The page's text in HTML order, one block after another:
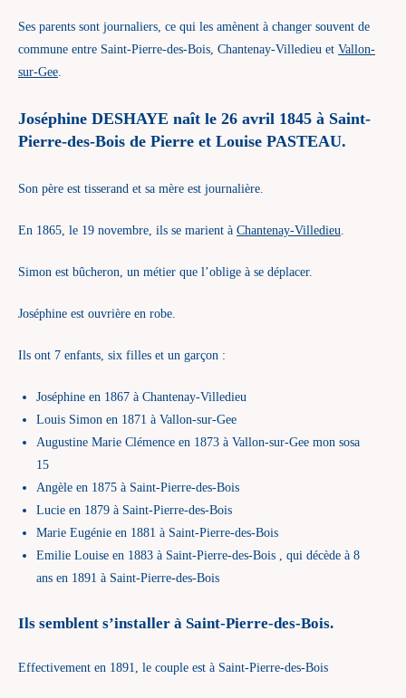
Ses parents sont journaliers, ce qui les amènent à changer souvent de
commune entre Saint-Pierre-des-Bois, Chantenay-Villedieu et Vallon-
sur-Gee.
Joséphine DESHAYE naît le 26 avril 1845 à Saint-
Pierre-des-Bois de Pierre et Louise PASTEAU.
Son père est tisserand et sa mère est journalière.
En 1865, le 19 novembre, ils se marient à Chantenay-Villedieu.
Simon est bûcheron, un métier que l’oblige à se déplacer.
Joséphine est ouvrière en robe.
Ils ont 7 enfants, six filles et un garçon :
Joséphine en 1867 à Chantenay-Villedieu
Louis Simon en 1871 à Vallon-sur-Gee
Augustine Marie Clémence en 1873 à Vallon-sur-Gee mon sosa
15
Angèle en 1875 à Saint-Pierre-des-Bois
Lucie en 1879 à Saint-Pierre-des-Bois
Marie Eugénie en 1881 à Saint-Pierre-des-Bois
Emilie Louise en 1883 à Saint-Pierre-des-Bois , qui décède à 8
ans en 1891 à Saint-Pierre-des-Bois
Ils semblent s’installer à Saint-Pierre-des-Bois.
Effectivement en 1891, le couple est à Saint-Pierre-des-Bois